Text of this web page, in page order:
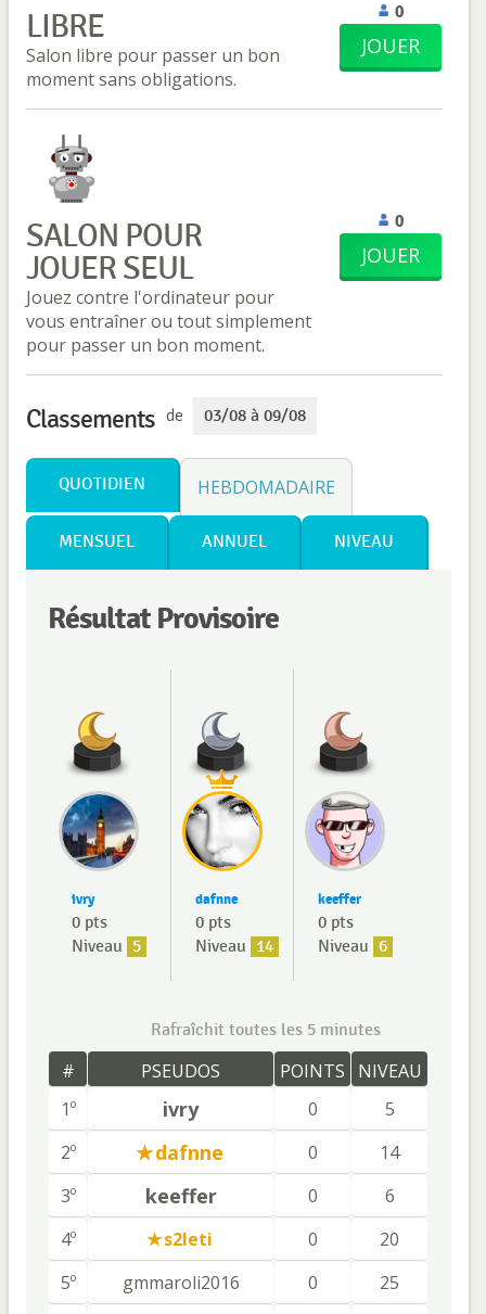
LIBRE
Salon libre pour passer un bon
moment sans obligations.
0
JOUER
SALON POUR
JOUER SEUL
Jouez contre l'ordinateur pour
vous entraîner ou tout simplement
pour passer un bon moment.
0
JOUER
Classements de 03/08 à 09/08
QUOTIDIEN HEBDOMADAIRE
MENSUEL ANNUEL NIVEAU
Résultat Provisoire
ivry
0 pts
Niveau 5
dafnne
0 pts
Niveau 14
keeffer
0 pts
Niveau 6
Rafraîchit toutes les 5 minutes
# PSEUDOS POINTS
NIVEAU
1º
ivry 0
5
2º
dafnne 0
14
3º
keeffer 0
6
4º
s2leti 0
20
5º
gmmaroli2016 0 25